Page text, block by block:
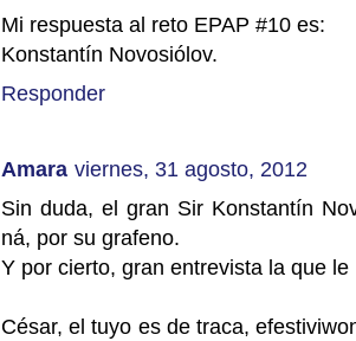
Mi respuesta al reto EPAP #10 es:
Konstantín Novosiólov.
Responder
Amara viernes, 31 agosto, 2012
Sin duda, el gran Sir Konstantín
ná, por su grafeno.
Y por cierto, gran entrevista la que le
César, el tuyo es de traca,